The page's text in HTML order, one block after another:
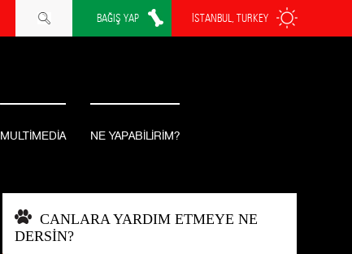
İSTANBUL, TURKEY
BAĞIŞ YAP
MULTİMEDİA NE YAPABİLİRİM?
CANLARA YARDIM ETMEYE NE
DERSİN?